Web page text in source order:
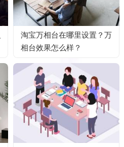
淘宝万相台在哪里设置？万
相台效果怎么样？